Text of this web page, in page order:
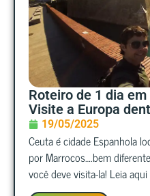
Roteiro de 1 dia
Visite a Europa
19/05/2025
Ceuta é cidade Espanhola
por Marrocos….bem
você deve visita-la! Leia